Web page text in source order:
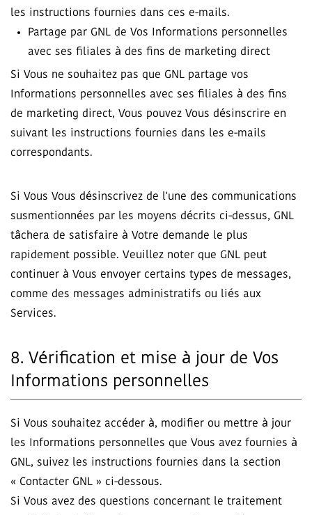
les instructions fournies dans ces e-mails.
Partage par GNL de Vos Informations personnelles
avec ses filiales à des fins de marketing direct
Si Vous ne souhaitez pas que GNL partage vos
Informations personnelles avec ses filiales à des fins
de marketing direct, Vous pouvez Vous désinscrire en
suivant les instructions fournies dans les e-mails
correspondants.
Si Vous Vous désinscrivez de l'une des communications
susmentionnées par les moyens décrits ci-dessus, GNL
tâchera de satisfaire à Votre demande le plus
rapidement possible. Veuillez noter que GNL peut
continuer à Vous envoyer certains types de messages,
comme des messages administratifs ou liés aux
Services.
8. Vérification et mise à jour de Vos
Informations personnelles
Si Vous souhaitez accéder à, modifier ou mettre à jour
les Informations personnelles que Vous avez fournies à
GNL, suivez les instructions fournies dans la section
« Contacter GNL » ci-dessous.
Si Vous avez des questions concernant le traitement